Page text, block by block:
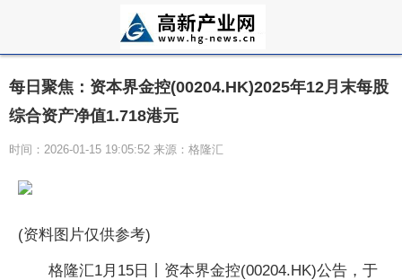
每日聚焦：资本界金控(00204.HK)2025年12月末每股
综合资产净值1.718港元
时间：2026-01-15 19:05:52 来源：格隆汇
(资料图片仅供参考)
格隆汇1月15日丨资本界金控(00204.HK)公告，于